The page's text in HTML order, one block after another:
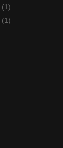
(1)
(1)